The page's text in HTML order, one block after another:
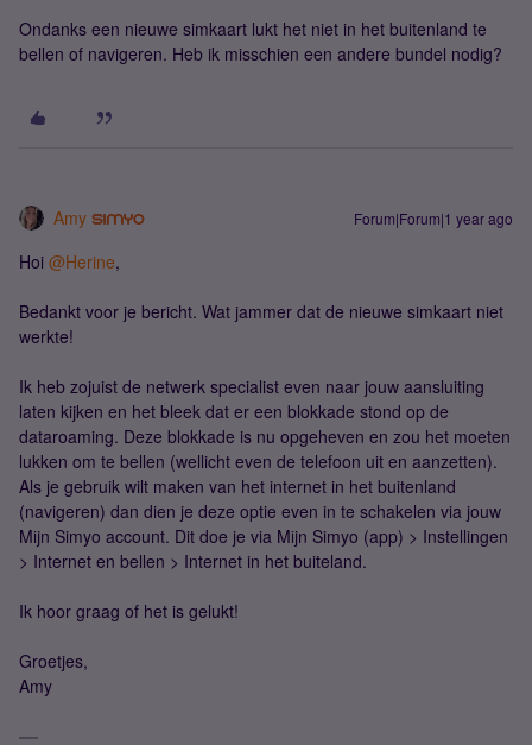
Ondanks een nieuwe simkaart lukt het niet in het buitenland te
bellen of navigeren. Heb ik misschien een andere bundel nodig?
Amy Forum|Forum|1 year ago
Hoi ​ @Herine,
Bedankt voor je bericht. Wat jammer dat de nieuwe simkaart niet
werkte!
Ik heb zojuist de netwerk specialist even naar jouw aansluiting
laten kijken en het bleek dat er een blokkade stond op de
dataroaming. Deze blokkade is nu opgeheven en zou het moeten
lukken om te bellen (wellicht even de telefoon uit en aanzetten).
Als je gebruik wilt maken van het internet in het buitenland
(navigeren) dan dien je deze optie even in te schakelen via jouw
Mijn Simyo account. Dit doe je via Mijn Simyo (app) > Instellingen
> Internet en bellen > Internet in het buiteland.
Ik hoor graag of het is gelukt!
Groetjes,
Amy